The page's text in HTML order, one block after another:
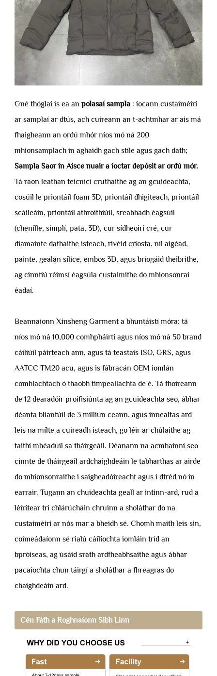
Gné thóglaí is ea an polasaí sampla : íocann custaiméirí
ar samplaí ar dtús, ach cuireann an t-achtmhar ar ais má
fhaigheann an ordú mhór níos mó ná 200
mhionsamplach in aghaidh gach stíle agus gach dath;
Sampla Saor in Aisce nuair a íoctar depósit ar ordú mór.
Tá raon leathan teicnící cruthaithe ag an gcuideachta,
cosúil le priontáil foam 3D, priontáil dhigiteach, priontáil
scáileáin, priontáil athroithiúil, sreabhadh éagsúil
(chenille, simplí, pata, 3D), cur sídheoirí cré, cur
diamainte dathaithe isteach, rivéid criosta, níl aigéad,
painte, gealán sílice, embos 3D, agus briogáid theibrithe,
ag cinntiú réimsí éagsúla custaimithe do mhionsonraí
éadaí.
Beannaíonn Xinsheng Garment a bhuntáistí móra: tá
níos mó ná 10,000 comhpháirtí agus níos mó ná 50 brand
cáiliúil páirteach ann, agus tá teastais ISO, GRS, agus
AATCC TM20 acu, agus is fábracán OEM iomlán
comhlachtach ó thaobh timpeallachta de é. Tá fhoireann
de 12 dearadóir proifisiúnta ag an gcuideachta seo, ábhar
déanta bliantúil de 3 milliún ceann, agus innealtas ard
leis na mílte a cuireadh isteach, go léir ar chúlaithe ag
taithí mhéadúil sa tháirgeáil. Déanann na acmhainní seo
cinnte de tháirgeáil ardchaighdeáin le tabharthas ar airde
do mhionsonraithe i saigheadóireacht agus i dtréd nó in
earrair. Tugann an chuideachta geall ar intinn-ard, rud a
léirítear trí chlárúcháin chruinn a sholáthar do na
custaiméirí ar nós mar a bheidh sé. Chomh maith leis sin,
coimeádaíonn sé rialú cáilíochta iomláin tríd an
bpróiseas, ag úsáid srath ardfheabhsaithe agus ábhar
pacaíochta chun táirgí a sholáthar a fhreagras do
chaighdeáin ard.
Cén Fáth a Roghnaíonn Sibh Linn